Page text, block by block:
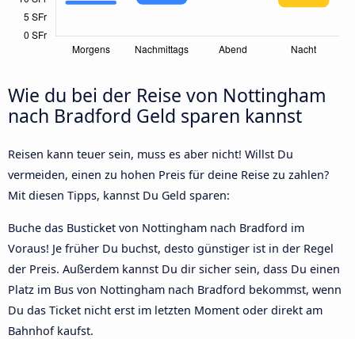
Wie du bei der Reise von Nottingham
nach Bradford Geld sparen kannst
Reisen kann teuer sein, muss es aber nicht! Willst Du
vermeiden, einen zu hohen Preis für deine Reise zu zahlen?
Mit diesen Tipps, kannst Du Geld sparen:
Buche das Busticket von Nottingham nach Bradford im
Voraus! Je früher Du buchst, desto günstiger ist in der Regel
der Preis. Außerdem kannst Du dir sicher sein, dass Du einen
Platz im Bus von Nottingham nach Bradford bekommst, wenn
Du das Ticket nicht erst im letzten Moment oder direkt am
Bahnhof kaufst.